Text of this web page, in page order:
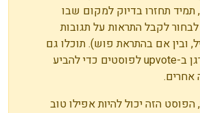
תחזרו בדיוק למקום שבו
לקבל התראות על תגובות
ובין אם בהתראת פוש). תוכלו גם
לשמור סימניות ולפרגן ב-upvote לפוסטים כדי להביע
אחרים.
הזה יכול להיות אפילו טוב